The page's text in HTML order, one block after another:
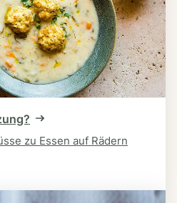
zu Essen auf Rädern